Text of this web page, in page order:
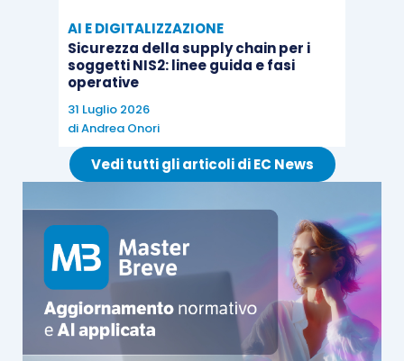
portale “Fatture e Corrispettivi”o, in alternativa
potrà effettuare il pagamentoutilizzando il
modello F24.
Ai contribuenti che non procedano al pagamento
delle somme dovute verrà inviata una
registrato nell’elenco INIPEC
(contenente gli
indirizzi di posta elettronica certificata di
professionisti e imprese). In questo caso sarà
possibilefornire chiarimenti entro 30 giorni
anche tramite un intermediario.
AI E DIGITALIZZAZIONE
Sicurezza della supply chain per i
soggetti NIS2: linee guida e fasi
operative
31 Luglio 2026
diAndrea Onori
Vedi tutti gli articoli di EC News